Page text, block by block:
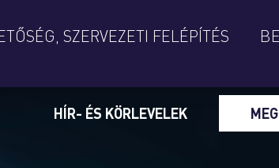
SZERVEZETI FELÉPÍTÉS
HÍR- ÉS KÖRLEVELEK